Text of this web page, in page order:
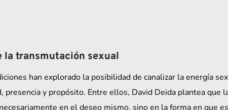
la transmutación sexual
han explorado la posibilidad de canalizar la energía
presencia y propósito. Entre ellos, David Deida plantea que
en el deseo mismo, sino en la forma en que